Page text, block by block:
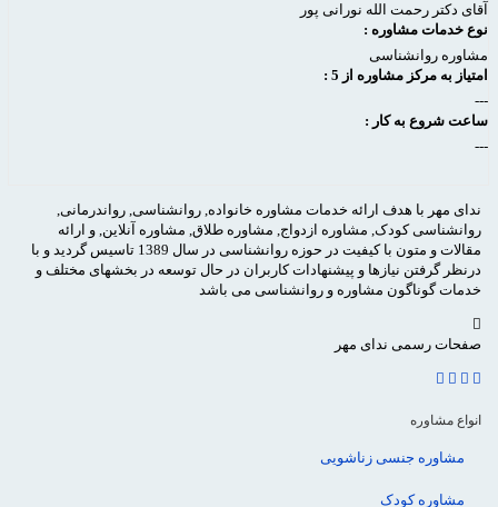
آقای دكتر رحمت الله نورانی پور
نوع خدمات مشاوره :
مشاوره روانشناسی
امتیاز به مرکز مشاوره از 5 :
---
ساعت شروع به کار :
---
ندای مهر با هدف ارائه خدمات مشاوره خانواده, روانشناسی, رواندرمانی,
روانشناسی کودک, مشاوره ازدواج, مشاوره طلاق, مشاوره آنلاین, و ارائه
مقالات و متون با کیفیت در حوزه روانشناسی در سال 1389 تاسیس گردید و با
درنظر گرفتن نیازها و پیشنهادات کاربران در حال توسعه در بخشهای مختلف و
خدمات گوناگون مشاوره و روانشناسی می باشد
صفحات رسمی ندای مهر
انواع مشاوره
مشاوره جنسی زناشویی
مشاوره کودک